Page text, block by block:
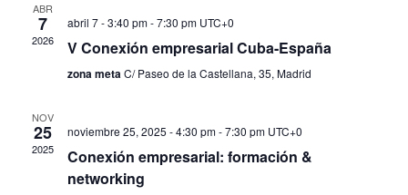
ABR
7
2026
abril 7 - 3:40 pm-7:30 pm UTC+0
V Conexión empresarial Cuba-España
zona metaC/ Paseo de la Castellana, 35, Madrid
NOV
25
2025
noviembre 25, 2025 - 4:30 pm-7:30 pm UTC+0
Conexión empresarial: formación &
networking